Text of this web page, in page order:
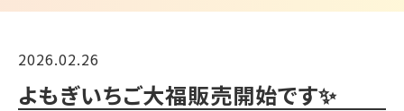
2026.02.26
よもぎいちご大福販売開始です✨